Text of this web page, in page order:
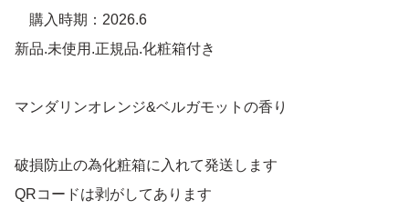
購入時期：2026.6
新品.未使用.正規品.化粧箱付き
マンダリンオレンジ&ベルガモットの香り
破損防止の為化粧箱に入れて発送します
QRコードは剥がしてあります